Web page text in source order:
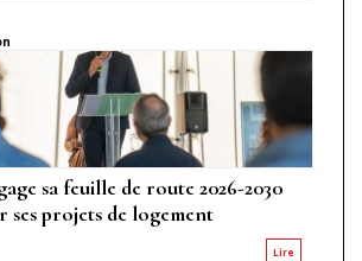
sa feuille de route 2026-2030
ses projets de logement
Lire